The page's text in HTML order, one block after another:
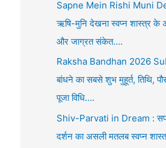
Sapne Mein Rishi Muni
ऋषि-मुनि देखना स्वप्न शास्त्र के
और जाग्रत संकेत….
Raksha Bandhan 2026
बांधने का सबसे शुभ मुहूर्त, तिथि,
पूजा विधि….
Shiv-Parvati in Dream : सपने
दर्शन का असली मतलब स्वप्न